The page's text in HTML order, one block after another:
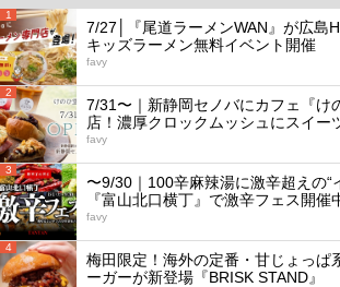
1
7/27│『尾道ラーメンWAN』が広島
キッズラーメン無料イベント開催
favy
2
7/31〜｜新静岡セノバにカフェ『け
店！濃厚クロックムッシュにスイー
favy
3
〜9/30｜100辛麻辣湯に激辛超えの“
『富山北口横丁』で激辛フェス開催
favy
4
梅田限定！海外の定番・甘じょっぱ
ーガーが新登場『BRISK STAND』